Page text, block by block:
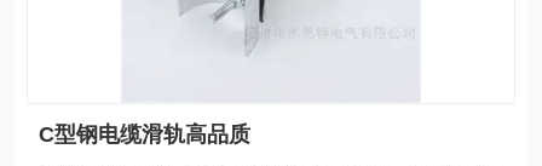
C型钢电缆滑轨高品质